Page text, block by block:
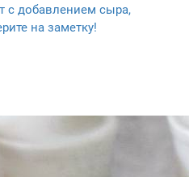
с добавлением сыра,
на заметку!